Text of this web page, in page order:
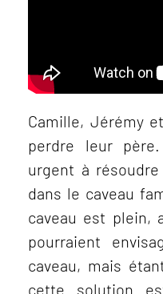
Camille, Jérémy
perdre leur
urgent à
dans le caveau
caveau est plein,
pourraient
caveau, mais
cette solution